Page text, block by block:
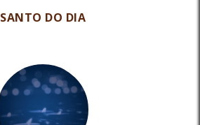
SANTO DO DIA